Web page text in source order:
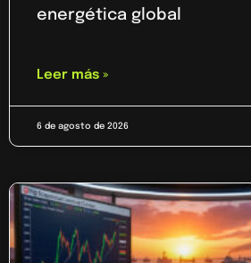
energética global
Leer más »
6 de agosto de 2026